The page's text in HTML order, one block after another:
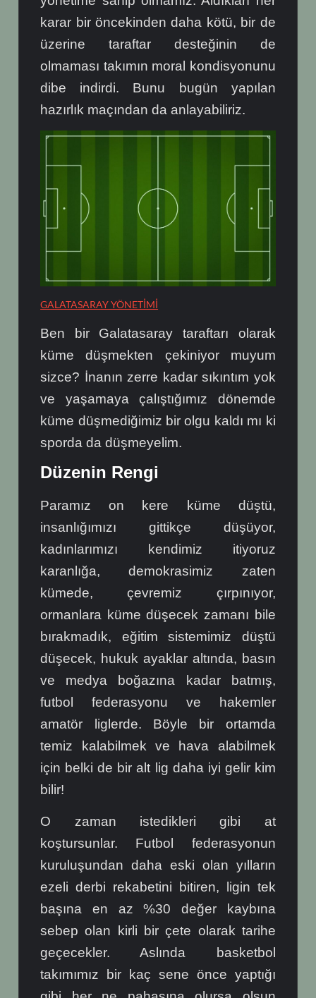
karar bir öncekinden daha kötü, bir de
üzerine taraftar desteğinin de
olmaması takımın moral kondisyonunu
dibe indirdi. Bunu bugün yapılan
hazırlık maçından da anlayabiliriz.
GALATASARAY YÖNETİMİ
Ben bir Galatasaray taraftarı olarak
küme düşmekten çekiniyor muyum
sizce? İnanın zerre kadar sıkıntım yok
ve yaşamaya çalıştığımız dönemde
küme düşmediğimiz bir olgu kaldı mı ki
sporda da düşmeyelim.
Düzenin Rengi
Paramız on kere küme düştü,
insanlığımızı gittikçe düşüyor,
kadınlarımızı kendimiz itiyoruz
karanlığa, demokrasimiz zaten
kümede, çevremiz çırpınıyor,
ormanlara küme düşecek zamanı bile
bırakmadık, eğitim sistemimiz düştü
düşecek, hukuk ayaklar altında, basın
ve medya boğazına kadar batmış,
futbol federasyonu ve hakemler
amatör liglerde. Böyle bir ortamda
temiz kalabilmek ve hava alabilmek
için belki de bir alt lig daha iyi gelir kim
bilir!
O zaman istedikleri gibi at
koştursunlar. Futbol federasyonun
kuruluşundan daha eski olan yılların
ezeli derbi rekabetini bitiren, ligin tek
başına en az %30 değer kaybına
sebep olan kirli bir çete olarak tarihe
geçecekler. Aslında basketbol
takımımız bir kaç sene önce yaptığı